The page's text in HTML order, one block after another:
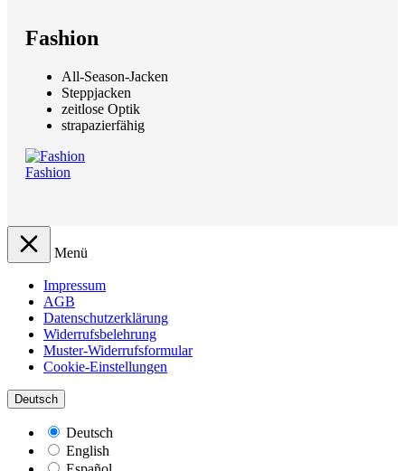
Fashion
All-Season-Jacken
Steppjacken
zeitlose Optik
strapazierfähig
Fashion
Menü
Impressum
AGB
Datenschutzerklärung
Widerrufsbelehrung
Muster-Widerrufsformular
Cookie-Einstellungen
Deutsch
Deutsch
English